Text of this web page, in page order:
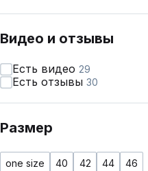
Видео и отзывы
Есть видео 29
Есть отзывы 30
Размер
one size 40 42 44
46